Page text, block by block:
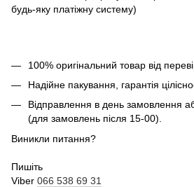
будь-яку платіжну систему)
100% оригінальний товар від
Надійне пакування, гарантія
Відправлення в день замовлення
(для замовлень після 15-00).
Виникли питання?
Пишіть
Viber 066 538 69 31